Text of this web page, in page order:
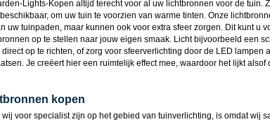
Lights-Kopen altijd terecht voor al uw lichtbronnen voor de tuin.
om uw tuin te voorzien van warme tinten. Onze
uw tuinpaden, maar kunnen ook voor extra sfeer zorgen. Dit kunt u
op te stellen naar jouw eigen smaak. Licht bijvoorbeeld een
op te richten, of zorg voor sfeerverlichting door de LED lampen
Je creëert hier een ruimtelijk effect mee, waardoor het lijkt alsof
kopen
voor specialist zijn op het gebied van tuinverlichting, is omdat wij